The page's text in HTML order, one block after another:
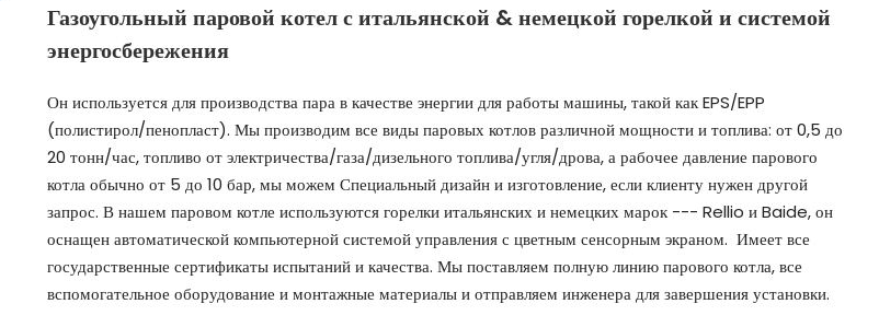
Газоугольный паровой котел с итальянской & немецкой горелкой и системой
энергосбережения
Он используется для производства пара в качестве энергии для работы машины, такой как EPS/EPP
(полистирол/пенопласт). Мы производим все виды паровых котлов различной мощности и топлива: от 0,5 до
20 тонн/час, топливо от электричества/газа/дизельного топлива/угля/дрова, а рабочее давление парового
котла обычно от 5 до 10 бар, мы можем Специальный дизайн и изготовление, если клиенту нужен другой
запрос. В нашем паровом котле используются горелки итальянских и немецких марок --- Rellio и Baide, он
оснащен автоматической компьютерной системой управления с цветным сенсорным экраном. Имеет все
государственные сертификаты испытаний и качества. Мы поставляем полную линию парового котла, все
вспомогательное оборудование и монтажные материалы и отправляем инженера для завершения установки.